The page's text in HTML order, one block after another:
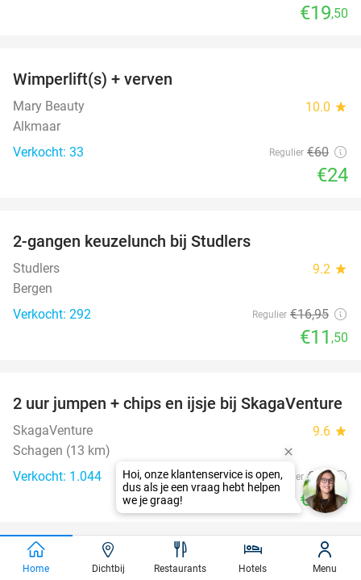
€19,50
Wimperlift(s) + verven
Mary Beauty 10.0 star
Alkmaar
Verkocht: 33
Regulier €60
€24
2-gangen keuzelunch bij Studlers
Studlers 9.2 star
Bergen
Verkocht: 292
Regulier €16,95
€11 ,50
45%
2 uur jumpen + chips en ijsje bij SkagaVenture
SkagaVenture 9.6 star
Schagen (13 km)
Verkocht: 1.044
Regulier €19
€10 ,50
75%
Workshop kleurenanalyse + stylingtips +
Home Dichtbij Restaurants Hotels Menu